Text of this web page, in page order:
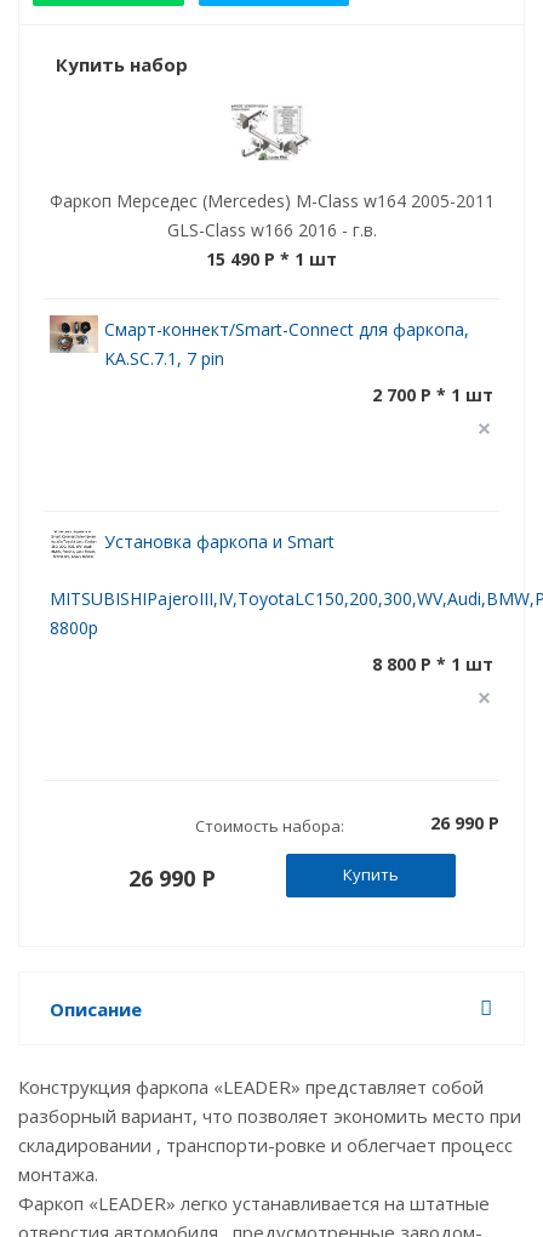
Купить набор
Фаркоп Мерседес (Mercedes) M-Class w164 2005-2011
GLS-Class w166 2016 - г.в.
15 490 P * 1 шт
Смарт-коннект/Smart-Connect для фаркопа,
KA.SC.7.1, 7 pin
2 700 P * 1 шт
Установка фаркопа и Smart
8800р
8 800 P * 1 шт
Стоимость набора: 26 990 P
26 990 P Купить
Описание
Конструкция фаркопа «LEADER» представляет собой
разборный вариант, что позволяет экономить место при
складировании , транспорти-ровке и облегчает процесс
монтажа.
Фаркоп «LEADER» легко устанавливается на штатные